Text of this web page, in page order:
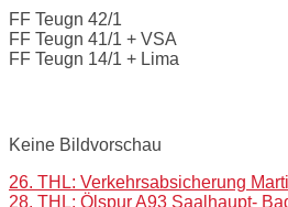
FF Teugn 42/1
FF Teugn 41/1 + VSA
FF Teugn 14/1 + Lima
Keine Bildvorschau
Post
26. THL: Verkehrsabsicherung
28. THL: Ölspur A93 Saalhaupt-